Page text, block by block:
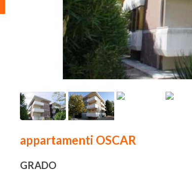
appartamenti OSCAR
GRADO